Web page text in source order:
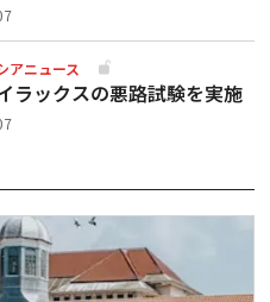
アニュース
ラックスの悪路試験を実施